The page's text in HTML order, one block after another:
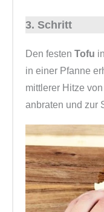
3. Schritt
Den festen Tofu
in einer Pfanne
mittlerer Hitze
anbraten und zur